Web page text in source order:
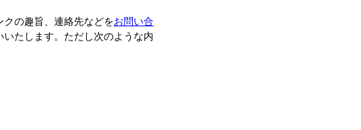
の趣旨、連絡先などをお問い合
たします。ただし次のような内